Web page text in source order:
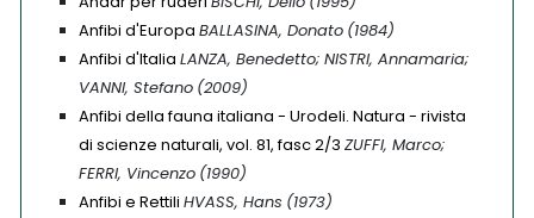
Anfibi d'Europa BALLASINA, Donato (1984)
Anfibi d'Italia LANZA, Benedetto; NISTRI, Annamaria;
VANNI, Stefano (2009)
Anfibi della fauna italiana - Urodeli. Natura - rivista
di scienze naturali, vol. 81, fasc 2/3 ZUFFI, Marco;
FERRI, Vincenzo (1990)
Anfibi e Rettili HVASS, Hans (1973)